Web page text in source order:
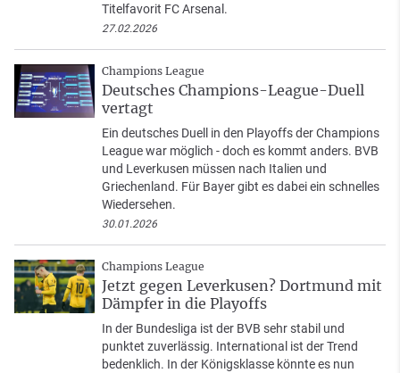
Titelfavorit FC Arsenal.
27.02.2026
Champions League
Deutsches Champions-League-Duell
vertagt
Ein deutsches Duell in den Playoffs der Champions
League war möglich - doch es kommt anders. BVB
und Leverkusen müssen nach Italien und
Griechenland. Für Bayer gibt es dabei ein schnelles
Wiedersehen.
30.01.2026
Champions League
Jetzt gegen Leverkusen? Dortmund mit
Dämpfer in die Playoffs
In der Bundesliga ist der BVB sehr stabil und
punktet zuverlässig. International ist der Trend
bedenklich. In der Königsklasse könnte es nun